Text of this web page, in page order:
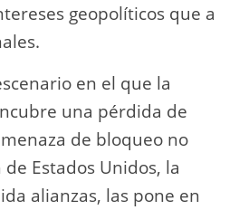
geopolíticos que a
en el que la
una pérdida de
de bloqueo no
Estados Unidos, la
alianzas, las pone en